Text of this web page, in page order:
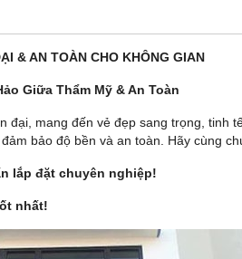
& AN TOÀN CHO KHÔNG GIAN
Giữa Thẩm Mỹ & An Toàn
đại, mang đến vẻ đẹp sang trọng, tinh
bảo độ bền và an toàn. Hãy cùng
lắp đặt chuyên nghiệp!
nhất!